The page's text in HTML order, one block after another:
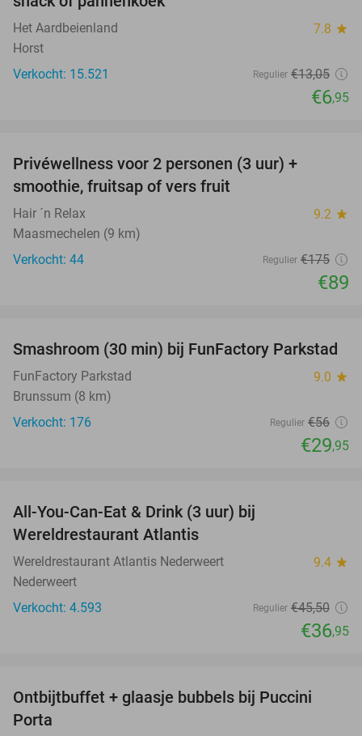
Het Aardbeienland 7.8 star
Horst
Verkocht: 15.521
Regulier €13,05
€6,95
Privéwellness voor 2 personen (3 uur) +
smoothie, fruitsap of vers fruit
Hair ´n Relax 9.2 star
Maasmechelen (9 km)
Verkocht: 44
Regulier €175
€89
47%
Smashroom (30 min) bij FunFactory Parkstad
FunFactory Parkstad 9.0 star
Brunssum (8 km)
Verkocht: 176
Regulier €56
€29,95
All-You-Can-Eat & Drink (3 uur) bij
Wereldrestaurant Atlantis
Wereldrestaurant Atlantis Nederweert 9.4 star
Nederweert
Verkocht: 4.593
Regulier €45,50
€36,95
Ontbijtbuffet + glaasje bubbels bij Puccini
Porta